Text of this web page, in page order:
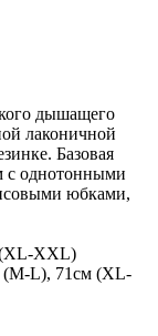
дышащего
лаконичной
Базовая
с однотонными
юбками,
(XL-XXL)
(M-L), 71см (XL-